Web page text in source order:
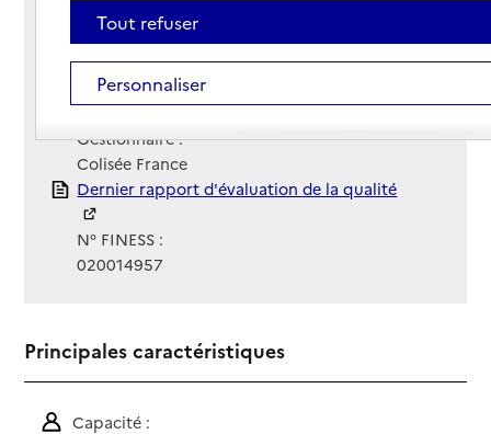
Voir itinéraire
03 23 08 41 00
Contact
Contact
Site Internet
Gestionnaire :
Colisée France
Rapport HAS
Dernier rapport d'évaluation de la qualité
N° FINESS :
020014957
Principales caractéristiques
Capacité :
Tout refuser
Personnaliser